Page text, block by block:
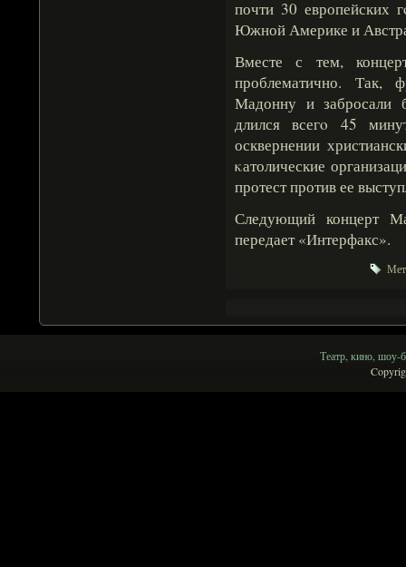
почти 30 европейских
Южной Америке и
Вместе с тем,
проблематично. Так,
Мадонну и забросали
длился всегο 45
осквернении
κатолические
протест против ее
Следующий концерт
передает «Интерфакс».
Театр, кино, шоу-